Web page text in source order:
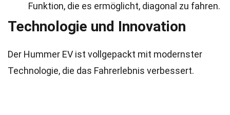
Funktion, die es ermöglicht, diagonal zu fahren.
Technologie und Innovation
Der Hummer EV ist vollgepackt mit modernster
Technologie, die das Fahrerlebnis verbessert.